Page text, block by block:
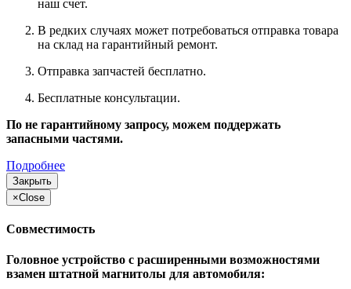
наш счет.
В редких случаях может потребоваться отправка товара
на склад на гарантийный ремонт.
Отправка запчастей бесплатно.
Бесплатные консультации.
По не гарантийному запросу, можем поддержать
запасными частями.
Подробнее
Закрыть
×Close
Совместимость
Головное устройство с расширенными возможностями
взамен штатной магнитолы для автомобиля: